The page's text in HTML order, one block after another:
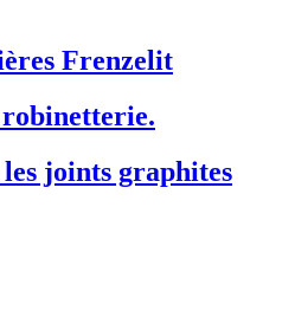
Frenzelit
joints graphites